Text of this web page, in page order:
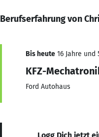
Berufserfahrung von
Bis heute 16 Jahre und
KFZ-
Ford Autohaus